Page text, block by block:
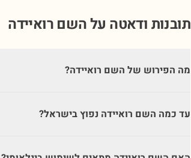
תובנות ודאטה על השם רואיידה
מה הפירוש של השם רואיידה?
עד כמה השם רואיידה נפוץ בישראל?